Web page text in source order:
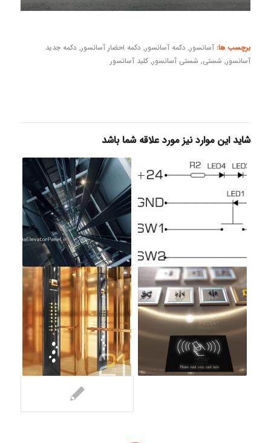
برچسب ها: آسانسور, دکمه آسانسور, دکمه احضار آسانسور, دکمه جدید
آسانسور, شستی, شستی آسانسور, کلید آسانسور
شاید این موارد نیز مورد علاقه شما باشد